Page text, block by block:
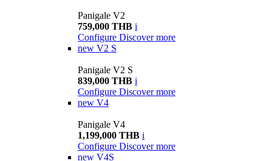
Panigale V2
759,000 THB i
Configure Discover more
new V2 S
Panigale V2 S
839,000 THB i
Configure Discover more
new V4
Panigale V4
1,199,000 THB i
Configure Discover more
new V4S